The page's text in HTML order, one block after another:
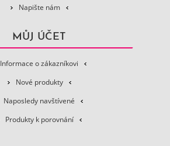
Napište nám
MŮJ ÚČET
Informace o zákazníkovi
Nové produkty
Naposledy navštívené
Produkty k porovnání